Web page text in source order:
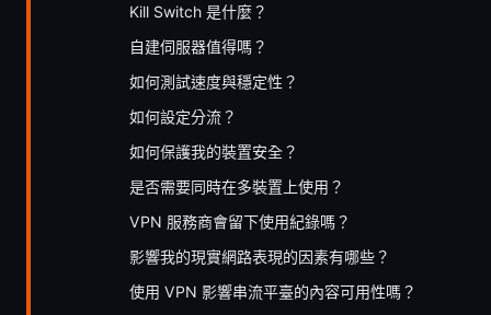
Kill Switch 是什麼？
自建伺服器值得嗎？
如何測試速度與穩定性？
如何設定分流？
如何保護我的裝置安全？
是否需要同時在多裝置上使用？
VPN 服務商會留下使用紀錄嗎？
影響我的現實網路表現的因素有哪些？
使用 VPN 影響串流平臺的內容可用性嗎？